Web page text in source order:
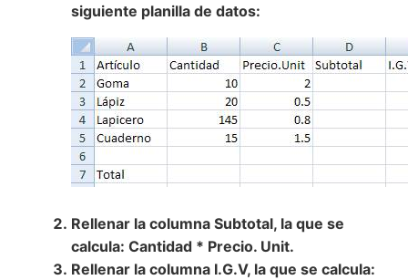
siguiente planilla de datos:
Rellenar la columna Subtotal, la que se
calcula: Cantidad * Precio. Unit.
Rellenar la columna I.G.V, la que se calcula: